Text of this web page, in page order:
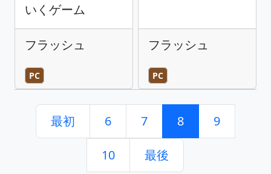
いくゲーム
フラッシュ
PC
フラッシュ
PC
最初 6 7 8 9
10 最後